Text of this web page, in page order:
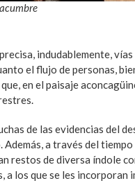
indudablemente,
el flujo de personas,
en el paisaje
de las evidencias del
a través del
restos de diversa índole
los que se les incorporan